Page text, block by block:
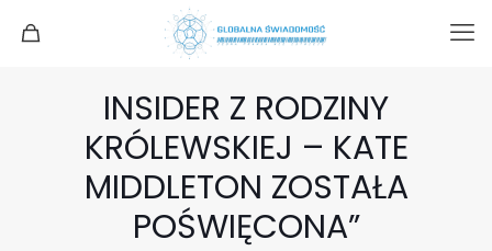
INSIDER Z RODZINY
KRÓLEWSKIEJ – KATE
MIDDLETON ZOSTAŁA
POŚWIĘCONA”